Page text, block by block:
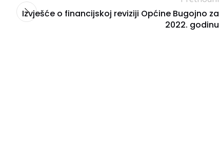
Izvješće o financijskoj reviziji Općine Bugojno za
2022. godinu